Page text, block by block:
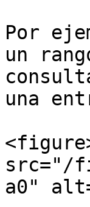
Por
un
una
src="/
a0"